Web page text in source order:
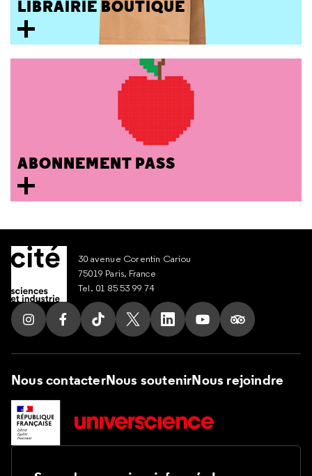
LIBRAIRIE BOUTIQUE
ABONNEMENT PASS
30 avenue Corentin Cariou
75019 Paris, France
Tel. 01 85 53 99 74
Suivez nous sur Instagram
Suivez nous sur Facebook
Suivez nous sur Tik Tok
Suivez nous sur X
Suivez nous sur LinkedIn
Suivez nous sur
Suivez nous
Nous contacterNous soutenirNous rejoindre